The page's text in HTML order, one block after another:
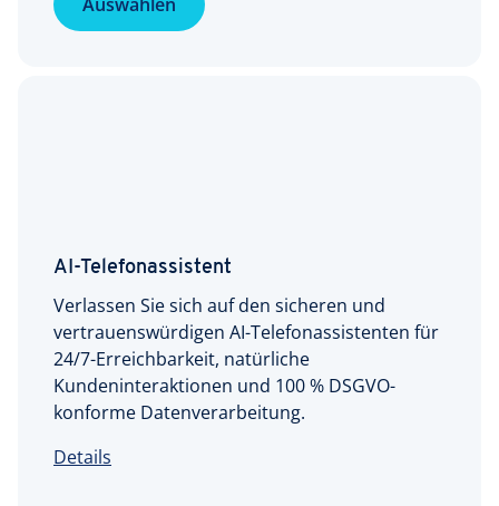
AI-Telefonassistent
Verlassen Sie sich auf den sicheren und
vertrauenswürdigen AI-Telefonassistenten für
24/7-Erreichbarkeit, natürliche
Kundeninteraktionen und 100 % DSGVO-
konforme Datenverarbeitung.
Details